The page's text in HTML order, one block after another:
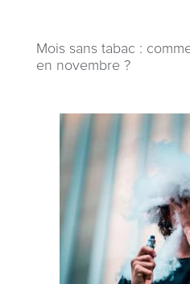
Mois sans tabac :
en novembre ?